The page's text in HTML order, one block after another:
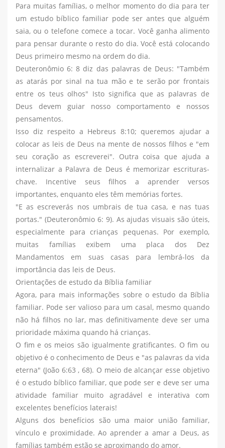
Para muitas famílias, o melhor momento do dia para ter
um estudo bíblico familiar pode ser antes que alguém
saia, ou o telefone comece a tocar. Você ganha alimento
para pensar durante o resto do dia. Você está colocando
Deus primeiro mesmo na ordem do dia.
Deuteronômio 6: 8 diz das palavras de Deus: "Também
as atarás por sinal na tua mão e te serão por frontais
entre os teus olhos" Isto significa que as palavras de
Deus devem guiar nosso comportamento e nossos
pensamentos.
Isso diz respeito a Hebreus 8:10; queremos ajudar a
colocar as leis de Deus na mente de nossos filhos e "em
seu coração as escreverei". Outra coisa que ajuda a
internalizar a Palavra de Deus é memorizar escrituras-
chave. Incentive seus filhos a aprender versos
importantes, enquanto eles têm memórias fortes.
"E as escreverás nos umbrais de tua casa, e nas tuas
portas." (Deuteronômio 6: 9). As ajudas visuais são úteis,
especialmente para crianças pequenas. Por exemplo,
muitas famílias exibem uma placa dos Dez
Mandamentos em suas casas para lembrá-los da
importância das leis de Deus.
Orientações de estudo da Bíblia familiar
Agora, para mais informações sobre o estudo da Bíblia
familiar. Pode ser valioso para um casal, mesmo quando
não há filhos no lar, mas definitivamente deve ser uma
prioridade máxima quando há crianças.
O fim e os meios são igualmente gratificantes. O fim ou
objetivo é o conhecimento de Deus e "as palavras da vida
eterna" (João 6:63 , 68). O meio de alcançar esse objetivo
é o estudo bíblico familiar, que pode ser e deve ser uma
atividade familiar muito agradável e interativa com
excelentes benefícios laterais!
Alguns dos benefícios são uma maior união familiar,
vínculo e proximidade. Ao aprender a amar a Deus, as
famílias também estão se aproximando do amor.